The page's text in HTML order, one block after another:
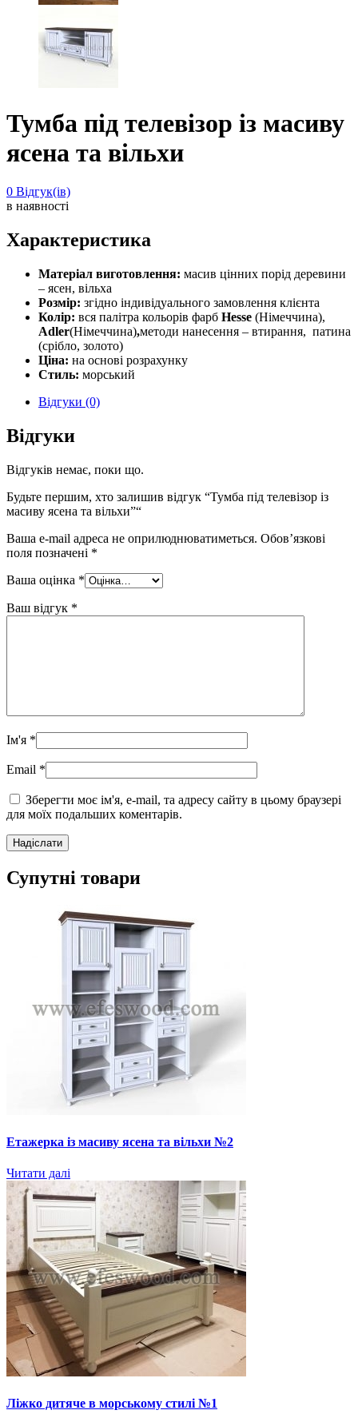
Тумба під телевізор із масиву
ясена та вільхи
0 Відгук(ів)
в наявності
Характеристика
Матеріал виготовлення: масив цінних порід деревини
– ясен, вільха
Розмір: згідно індивідуального замовлення клієнта
Колір: вся палітра кольорів фарб Hesse (Німеччина),
Adler(Німеччина),методи нанесення – втирання, патина
(срібло, золото)
Ціна: на основі розрахунку
Стиль: морський
Відгуки (0)
Відгуки
Відгуків немає, поки що.
Будьте першим, хто залишив відгук “Тумба під телевізор із
масиву ясена та вільхи”“
Ваша e-mail адреса не оприлюднюватиметься. Обов’язкові
поля позначені *
Ваша оцінка *
Ваш відгук *
Ім'я *
Email *
Зберегти моє ім'я, e-mail, та адресу сайту в цьому браузері
для моїх подальших коментарів.
Супутні товари
Етажерка із масиву ясена та вільхи №2
Читати далі
Ліжко дитяче в морському стилі №1